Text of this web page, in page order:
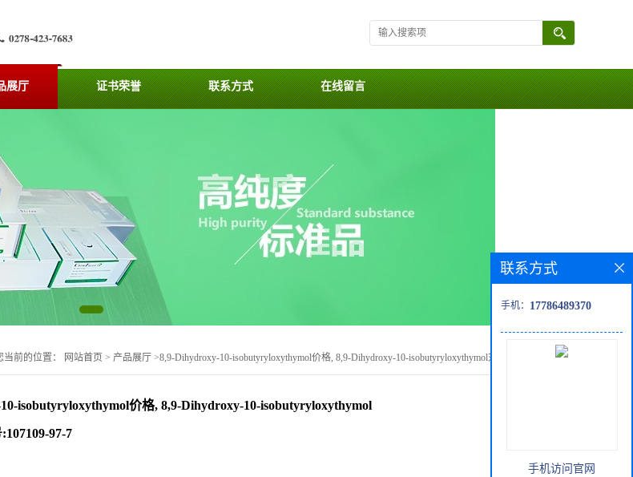
展厅 证书荣誉 联系方式 在线留言
当前的位置： 网站首页 > 产品展厅 >8,9-Dihydroxy-10-isobutyryloxythymol价格, 8,9-Dihydroxy-10-isobutyryloxythymol对照品, CAS
isobutyryloxythymol价格, 8,9-Dihydroxy-10-isobutyryloxythymol
97-7
联系方式
手机： 17786489370
手机访问官网